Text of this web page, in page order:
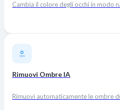
Cambia il colore degli occhi in modo
Rimuovi Ombre IA
Rimuovi automaticamente le ombre